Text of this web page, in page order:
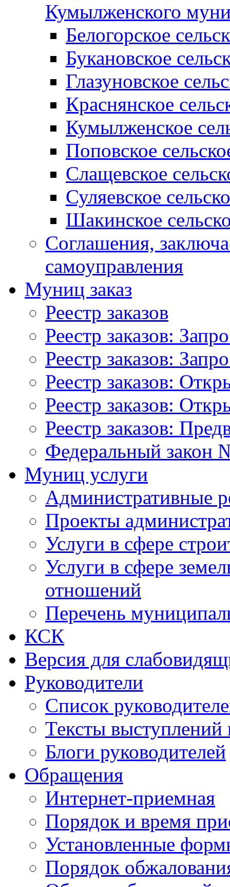
Кумылженского
Белогорское
Букановское
Глазуновское
Краснянское
Кумылженское
Поповское
Слащевское
Суляевское
Шакинское
Соглашения,
самоуправления
Муниц заказ
Реестр заказов
Реестр заказов:
Реестр заказов:
Реестр заказов:
Реестр заказов:
Реестр заказов:
Федеральный закон
Муниц услуги
Административные
Проекты
Услуги в сфере
Услуги в сфере
отношений
Перечень
КСК
Версия для
Руководители
Список
Тексты выступлений
Блоги руководителей
Обращения
Интернет-приемная
Порядок и время
Установленные
Порядок